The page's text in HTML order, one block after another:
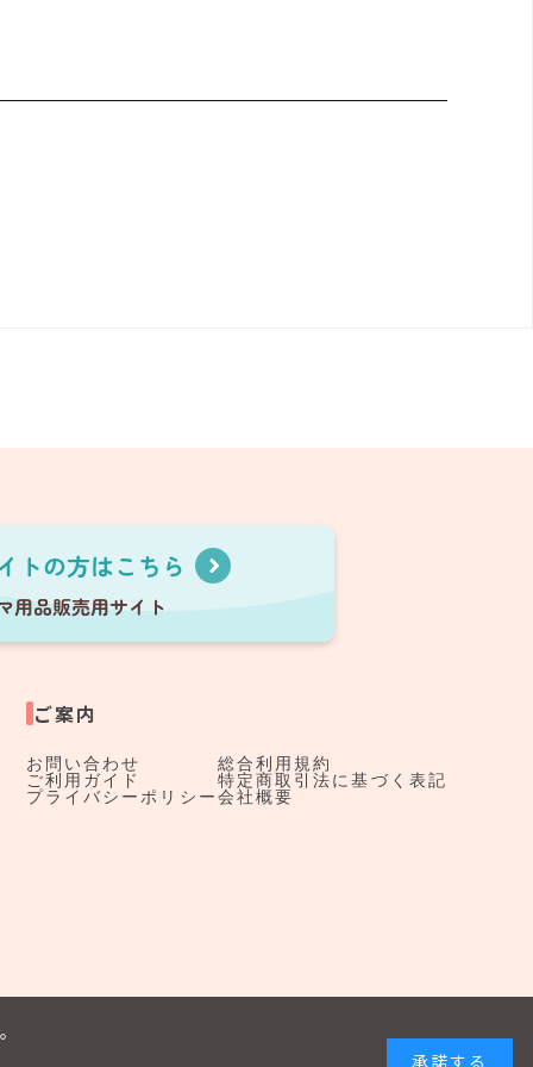
ご案内
お問い合わせ
ご利用ガイド
プライバシーポリシー
総合利用規約
特定商取引法に基づく表記
会社概要
承諾する